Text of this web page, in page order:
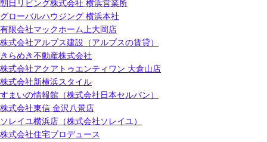
朝日リビング株式会社 横浜営業所
グローバルハウジング 横浜本社
有限会社マックホーム上大岡店
株式会社アルプス建設（アルプスの賃貸）
きらめき不動産株式会社
株式会社アクアトゥエンティワン 大倉山店
株式会社新横浜スタイル
すまいの情報館（株式会社日本セルバン）
株式会社東信 金沢八景店
ソレイユ横浜店（株式会社ソレイユ）
株式会社住宅プロデュース